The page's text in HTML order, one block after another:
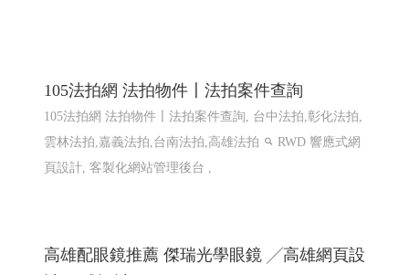
105法拍網 法拍物件〡法拍案件查詢
105法拍網 法拍物件〡法拍案件查詢, 台中法拍,彰化法拍,
雲林法拍,嘉義法拍,台南法拍,高雄法拍
RWD 響應式網
頁設計, 客製化網站管理後台 ,